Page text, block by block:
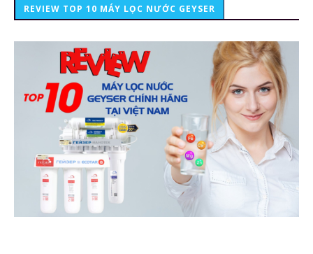
REVIEW TOP 10 MÁY LỌC NƯỚC GEYSER